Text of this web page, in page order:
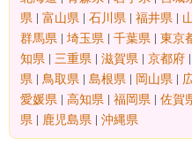
県 | 富山県 | 石川県 | 福井県 |
群馬県 | 埼玉県 | 千葉県 | 東京
知県 | 三重県 | 滋賀県 | 京都府 |
県 | 鳥取県 | 島根県 | 岡山県 |
愛媛県 | 高知県 | 福岡県 | 佐賀
県 | 鹿児島県 | 沖縄県